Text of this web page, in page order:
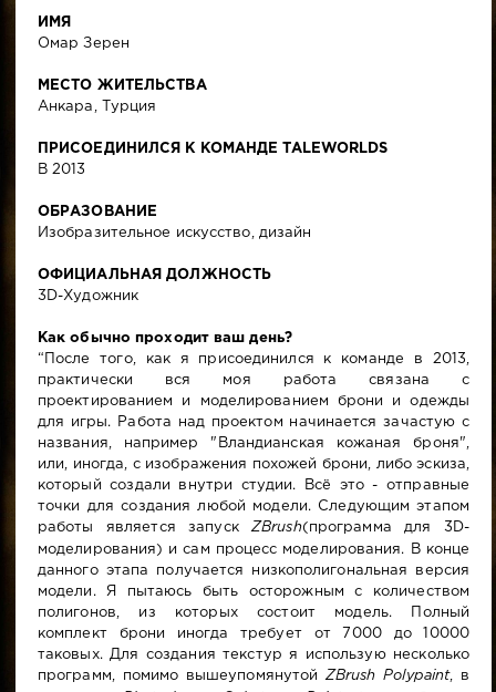
ИМЯ
Омар Зерен
МЕСТО ЖИТЕЛЬСТВА
Анкара, Турция
ПРИСОЕДИНИЛСЯ К КОМАНДЕ TALEWORLDS
В 2013
ОБРАЗОВАНИЕ
Изобразительное искусство, дизайн
ОФИЦИАЛЬНАЯ ДОЛЖНОСТЬ
3D-Художник
Как обычно проходит ваш день?
“После того, как я присоединился к команде в 2013,
практически вся моя работа связана с
проектированием и моделированием брони и одежды
для игры. Работа над проектом начинается зачастую с
названия, например "Вландианская кожаная броня",
или, иногда, с изображения похожей брони, либо эскиза,
который создали внутри студии. Всё это - отправные
точки для создания любой модели. Следующим этапом
работы является запускZBrush(программа для 3D-
моделирования) и сам процесс моделирования. В конце
данного этапа получается низкополигональная версия
модели. Я пытаюсь быть осторожным с количеством
полигонов, из которых состоит модель. Полный
комплект брони иногда требует от 7000 до 10000
таковых. Для создания текстур я использую несколько
программ, помимо вышеупомянутой ZBrush Polypaint, в